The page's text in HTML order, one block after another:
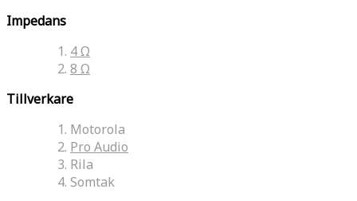
Impedans
4 Ω
8 Ω
Tillverkare
Motorola
Pro Audio
Rila
Somtak